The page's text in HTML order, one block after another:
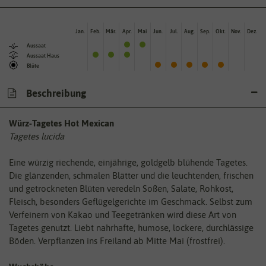
Aussaat
Aussaat Haus
Blüte
Jan. Feb. Mär. Apr. Mai Jun. Jul. Aug. Sep. Okt. Nov. Dez.
Beschreibung
Würz-Tagetes Hot Mexican
Tagetes lucida
Eine würzig riechende, einjährige, goldgelb blühende Tagetes.
Die glänzenden, schmalen Blätter und die leuchtenden, frischen
und getrockneten Blüten veredeln Soßen, Salate, Rohkost,
Fleisch, besonders Geflügelgerichte im Geschmack. Selbst zum
Verfeinern von Kakao und Teegetränken wird diese Art von
Tagetes genutzt. Liebt nahrhafte, humose, lockere, durchlässige
Böden. Verpflanzen ins Freiland ab Mitte Mai (frostfrei).